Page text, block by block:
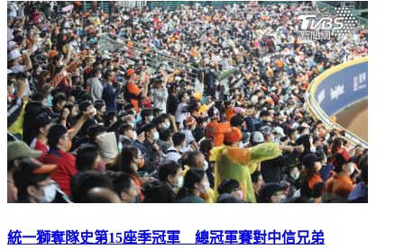
統一獅奪隊史第15座季冠軍 總冠軍賽對中信兄弟